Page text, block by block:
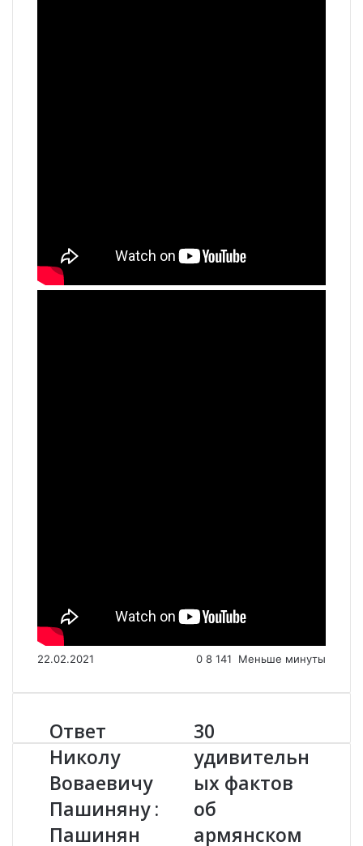
22.02.2021 0 8 141 Меньше минуты
О
т
в
е
т
и
Ответ
Николу
Воваевичу
Пашиняну :
Пашинян
3
0
у
д
и
в
30
удивительн
ых фактов
об
армянском